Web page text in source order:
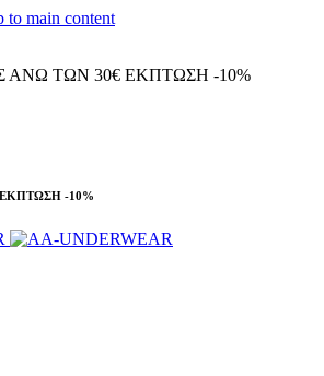
to main content
ΑΝΩ ΤΩΝ 30€ ΕΚΠΤΩΣΗ -10%
-10%